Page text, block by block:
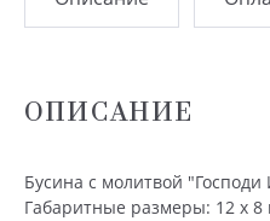
ОПИСАНИЕ
Бусина с молитвой
Габаритные размеры: 12 х